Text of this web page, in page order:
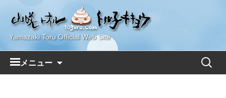
Yamazaki Toru Official Web Site
メニュー
検